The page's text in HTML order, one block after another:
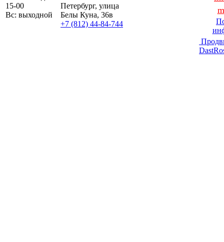
15-00
Вс: выходной
Петербург, улица
Белы Куна, 36в
+7 (812) 44-84-744